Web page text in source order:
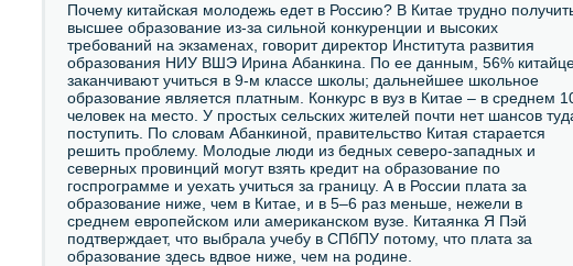
Почему китайская молодежь едет в Россию? В Китае трудно
высшее образование из-за сильной конкуренции и высоких
требований на экзаменах, говорит директор Института развития
образования НИУ ВШЭ Ирина Абанкина. По ее данным, 56%
заканчивают учиться в 9-м классе школы; дальнейшее школьное
образование является платным. Конкурс в вуз в Китае – в среднем
человек на место. У простых сельских жителей почти нет шансов
поступить. По словам Абанкиной, правительство Китая старается
решить проблему. Молодые люди из бедных северо-западных и
северных провинций могут взять кредит на образование по
госпрограмме и уехать учиться за границу. А в России плата за
образование ниже, чем в Китае, и в 5–6 раз меньше, нежели в
среднем европейском или американском вузе. Китаянка Я Пэй
подтверждает, что выбрала учебу в СПбПУ потому, что плата за
образование здесь вдвое ниже, чем на родине.